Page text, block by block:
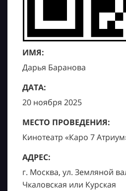
ИМЯ:
Дарья Баранова
ДАТА:
20 ноября 2025
МЕСТО ПРОВЕДЕНИЯ:
Кинотеатр «Каро 7
АДРЕС:
г. Москва, ул. Земляной
Чкаловская или Курская